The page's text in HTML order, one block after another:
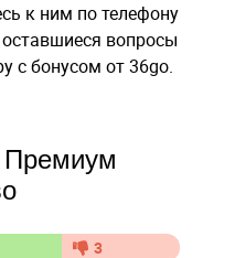
к ним по телефону
вопросы
с бонусом от 36go.
Премиум
3